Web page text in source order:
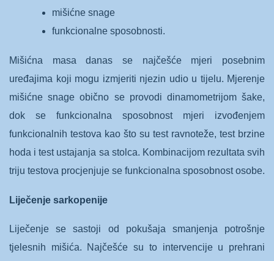
mišićne snage
funkcionalne sposobnosti.
Mišićna masa danas se najčešće mjeri posebnim
uređajima koji mogu izmjeriti njezin udio u tijelu. Mjerenje
mišićne snage obično se provodi dinamometrijom šake,
dok se funkcionalna sposobnost mjeri izvođenjem
funkcionalnih testova kao što su test ravnoteže, test brzine
hoda i test ustajanja sa stolca. Kombinacijom rezultata svih
triju testova procjenjuje se funkcionalna sposobnost osobe.
Liječenje sarkopenije
Liječenje se sastoji od pokušaja smanjenja potrošnje
tjelesnih mišića. Najčešće su to intervencije u prehrani